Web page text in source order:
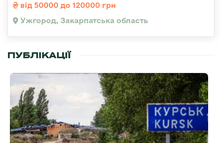
від 50000 до 120000 грн
Ужгород, Закарпатська область
ПУБЛІКАЦІЇ